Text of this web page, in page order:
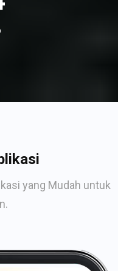
yang Mudah untuk